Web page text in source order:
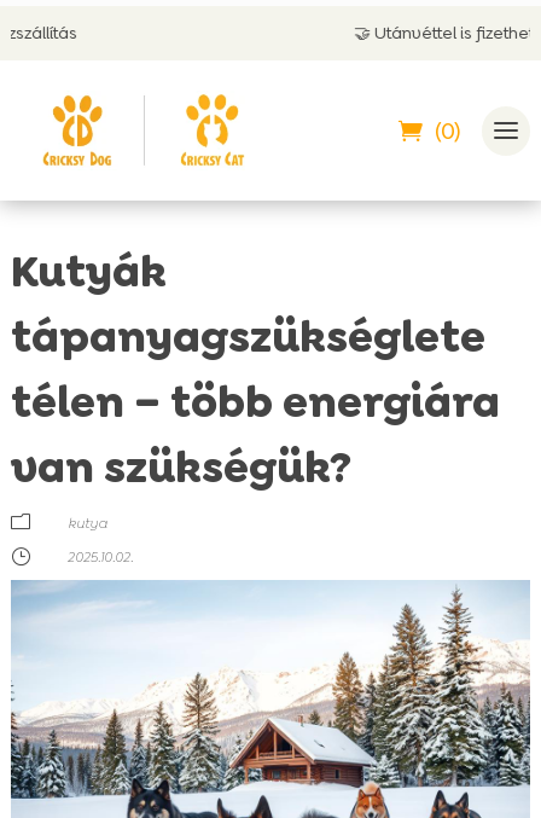
🤝 Utánvéttel is fizethetsz
(0)
Kutyák
tápanyagszükséglete
télen – több energiára
van szükségük?
m
kutya
}
2025.10.02.